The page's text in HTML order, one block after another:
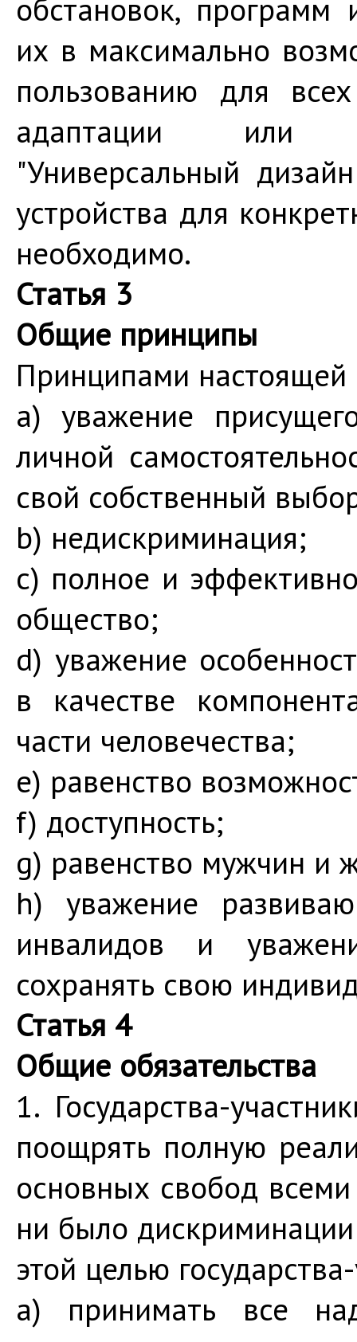
обстановок, программ
их в максимально
пользованию для
адаптации или
"Универсальный
устройства для
необходимо.
Статья 3
Общие принципы
Принципами настоящей
a) уважение
личной
свой собственный
b) недискриминация;
c) полное и
общество;
d) уважение
в качестве
части человечества;
e) равенство
f) доступность;
g) равенство мужчин и
h) уважение
инвалидов и
сохранять свою
Статья 4
Общие обязательства
1. Государства-
поощрять полную
основных свобод
ни было
этой целью
a) принимать все